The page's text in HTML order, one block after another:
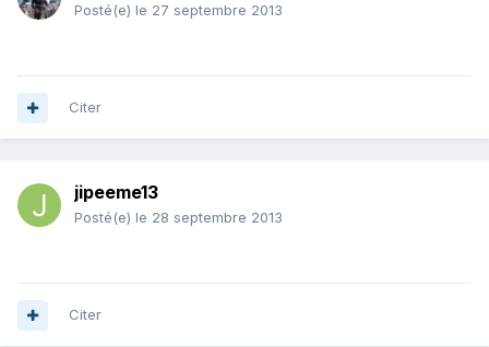
Posté(e) le 27 septembre 2013
Citer
jipeeme13
Posté(e) le 28 septembre 2013
Citer